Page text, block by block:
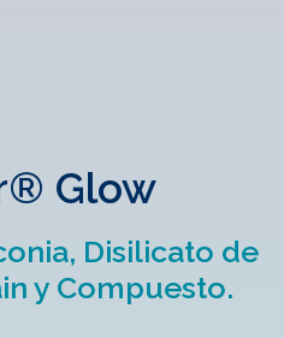
Glow
Disilicato de
y Compuesto.